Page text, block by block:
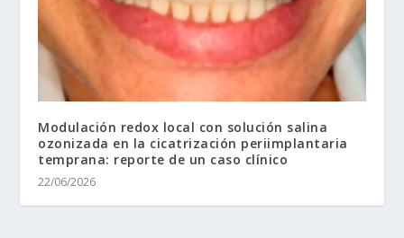
Modulación redox local con solución salina
ozonizada en la cicatrización periimplantaria
temprana: reporte de un caso clínico
22/06/2026